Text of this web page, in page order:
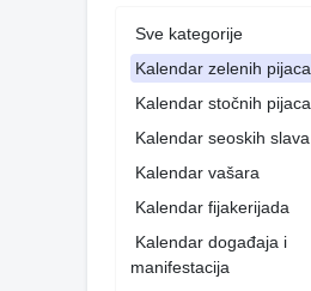
Sve kategorije
Kalendar zelenih pijaca
Kalendar stočnih pijaca
Kalendar seoskih slava
Kalendar vašara
Kalendar fijakerijada
Kalendar događaja i
manifestacija